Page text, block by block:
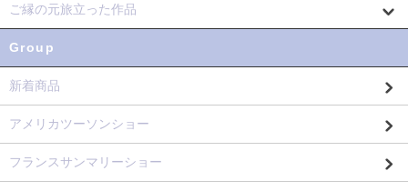
ご縁の元旅立った作品
Group
新着商品
アメリカツーソンショー
フランスサンマリーショー